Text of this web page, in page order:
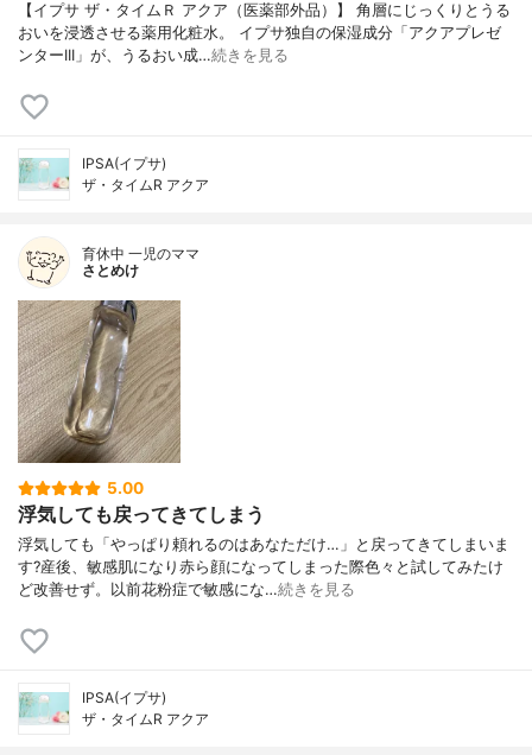
【イプサ ザ・タイムＲ アクア（医薬部外品）】 角層にじっくりとうる
おいを浸透させる薬用化粧水。 イプサ独自の保湿成分「アクアプレゼ
ンターIII」が、うるおい成…続きを見る
IPSA(イプサ)
ザ・タイムR アクア
育休中 一児のママ
さとめけ
5.00
浮気しても戻ってきてしまう
浮気しても「やっぱり頼れるのはあなただけ…」と戻ってきてしまいま
す?産後、敏感肌になり赤ら顔になってしまった際色々と試してみたけ
ど改善せず。以前花粉症で敏感にな…続きを見る
IPSA(イプサ)
ザ・タイムR アクア